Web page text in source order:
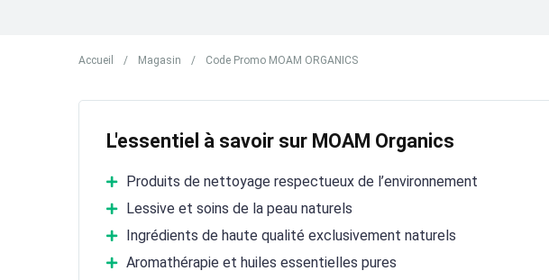
Accueil / Magasin / Code Promo MOAM ORGANICS
L'essentiel à savoir sur MOAM Organics
Produits de nettoyage respectueux de l’environnement
Lessive et soins de la peau naturels
Ingrédients de haute qualité exclusivement naturels
Aromathérapie et huiles essentielles pures